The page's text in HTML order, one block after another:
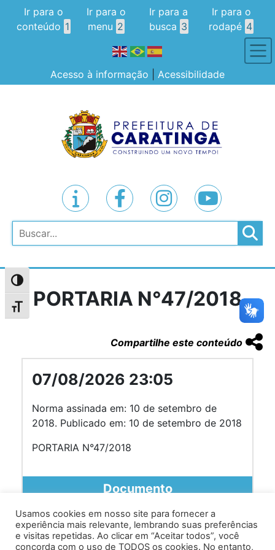
Alternar alto contraste
Alternar tamanho da fonte
Ir para o
conteúdo 1
Ir para o
menu 2
Ir para a
busca 3
Ir para o
rodapé 4
Acesso à informação Acessibilidade
Pesquisar
PORTARIA N°47/2018
Compartilhe este conteúdo
07/08/2026 23:05
Norma assinada em: 10 de setembro de
2018. Publicado em: 10 de setembro de 2018
PORTARIA N°47/2018
Documento
Usamos cookies em nosso site para fornecer a
experiência mais relevante, lembrando suas preferências
e visitas repetidas. Ao clicar em “Aceitar todos”, você
concorda com o uso de TODOS os cookies. No entanto,